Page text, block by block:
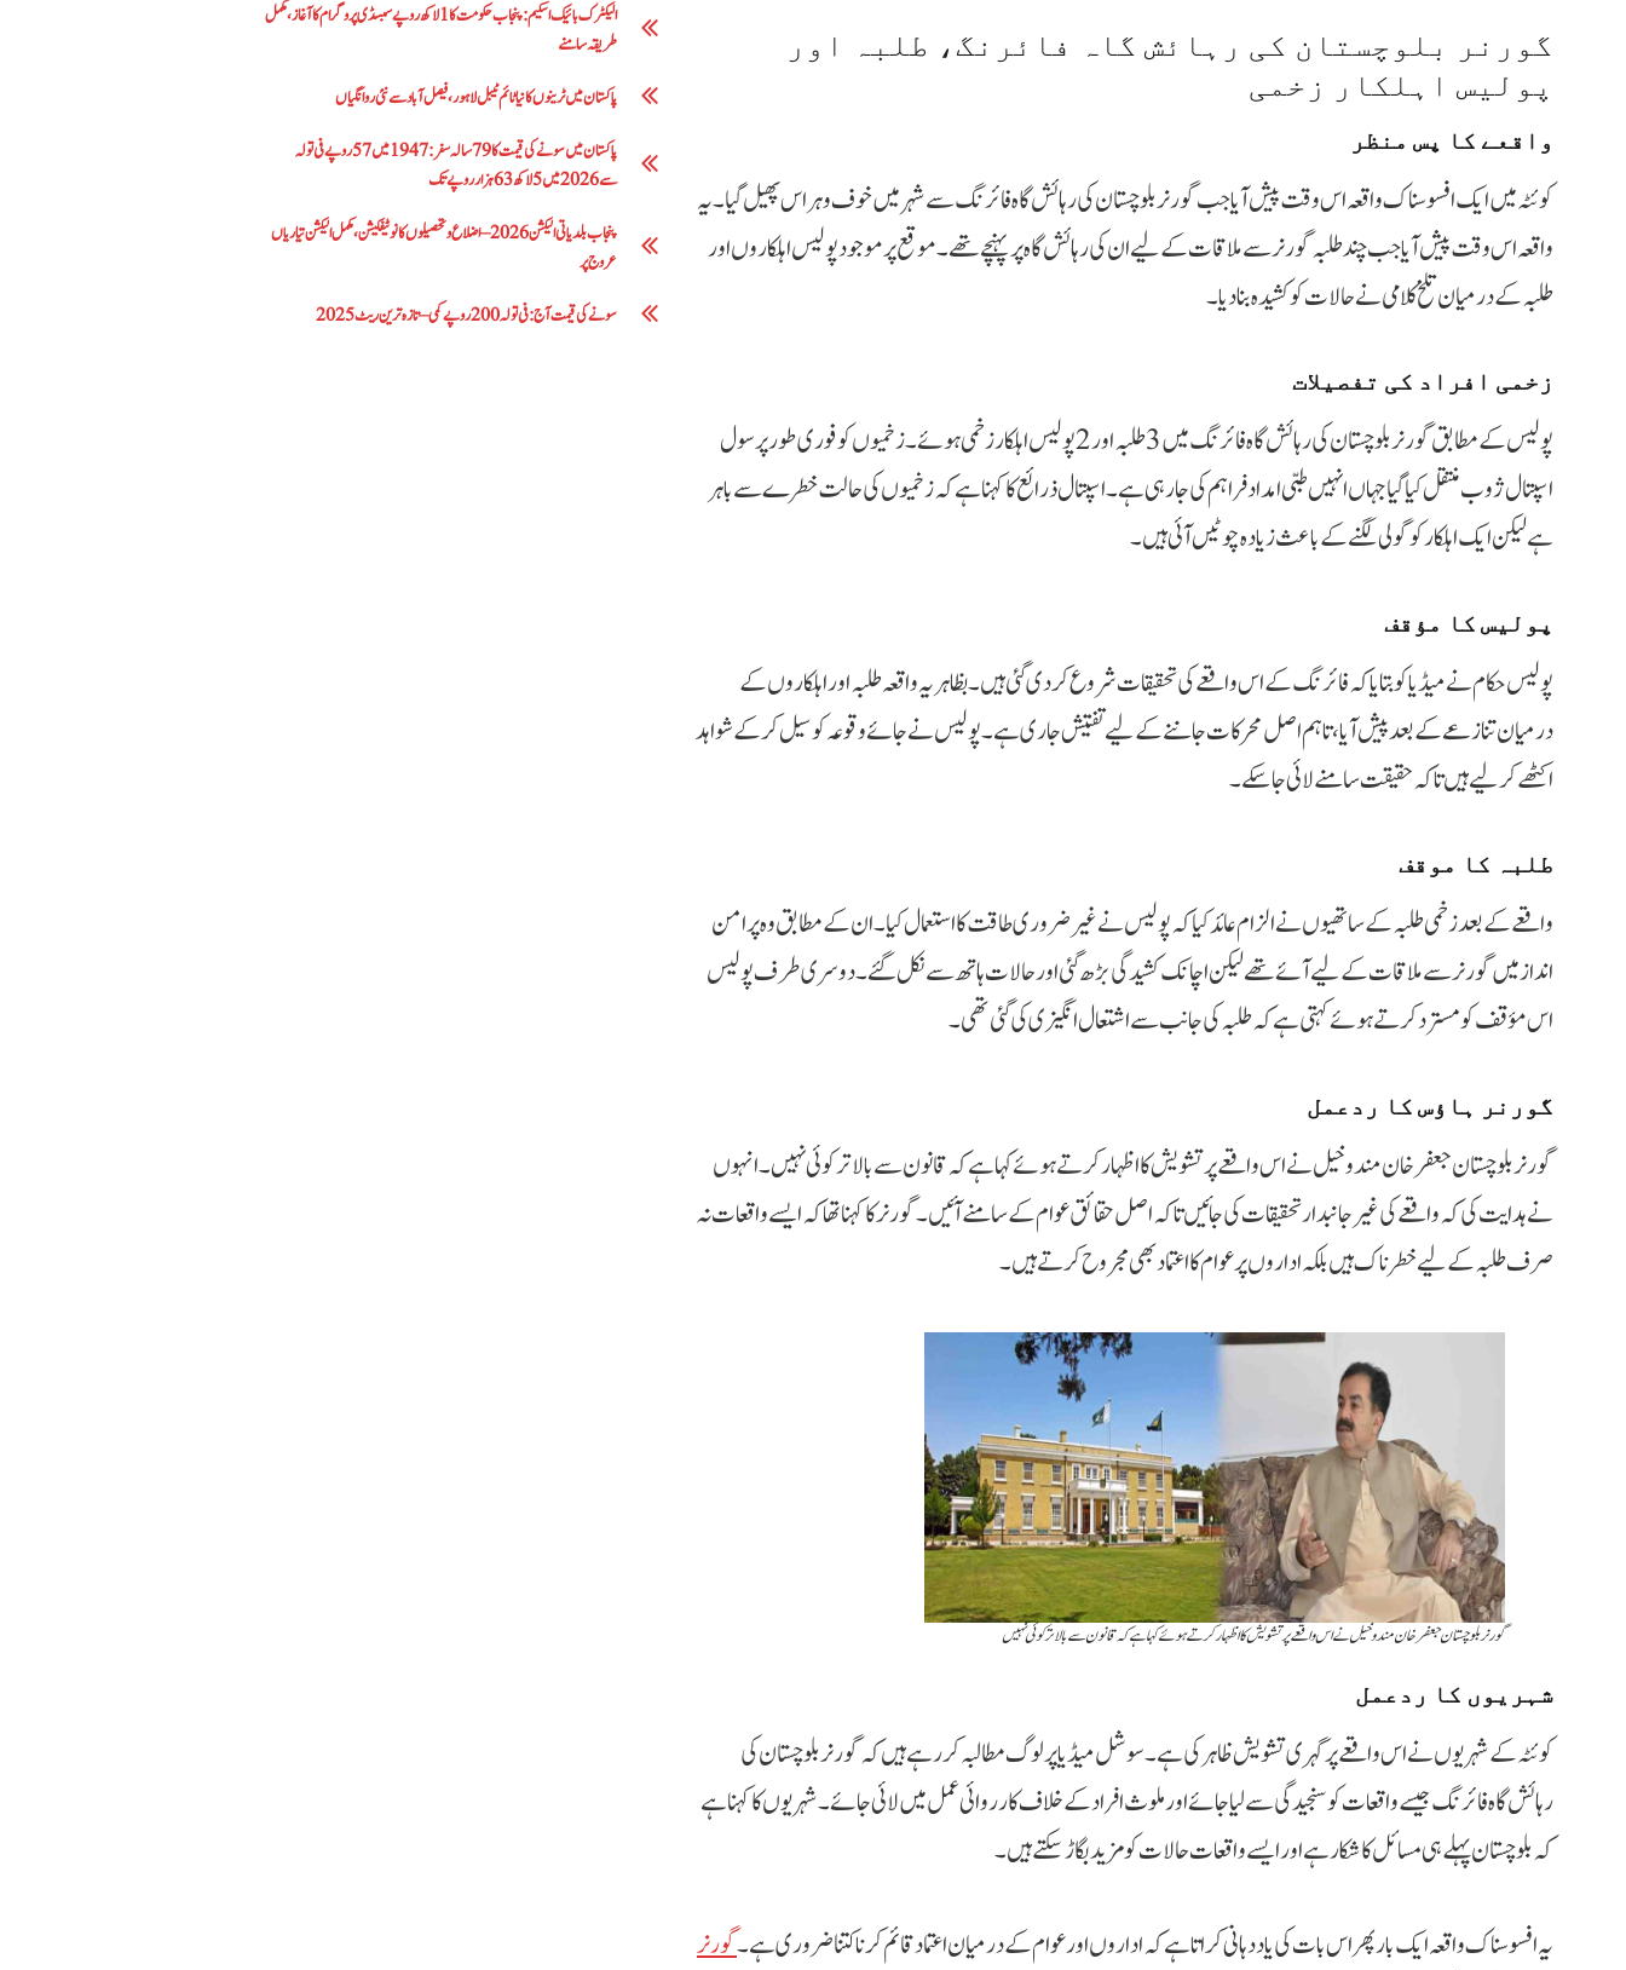
گورنر بلوچستان کی رہائش گاہ فائرنگ، طلبہ اور
پولیس اہلکار زخمی
واقعے کا پس منظر
کوئٹہ میں ایک افسوسناک واقعہ اس وقت پیش آیا جب گورنر بلوچستان کی رہائش گاہ فائرنگ سے شہر میں خوف و ہراس پھیل گیا۔ یہ
واقعہ اس وقت پیش آیا جب چند طلبہ گورنر سے ملاقات کے لیے ان کی رہائش گاہ پر پہنچے تھے۔ موقع پر موجود پولیس اہلکاروں اور
طلبہ کے درمیان تلخ کلامی نے حالات کو کشیدہ بنا دیا۔
زخمی افراد کی تفصیلات
پولیس کے مطابق گورنر بلوچستان کی رہائش گاہ فائرنگ میں 3 طلبہ اور 2 پولیس اہلکار زخمی ہوئے۔ زخمیوں کو فوری طور پر سول
اسپتال ژوب منتقل کیا گیا جہاں انہیں طبی امداد فراہم کی جا رہی ہے۔ اسپتال ذرائع کا کہنا ہے کہ زخمیوں کی حالت خطرے سے باہر
ہے لیکن ایک اہلکار کو گولی لگنے کے باعث زیادہ چوٹیں آئی ہیں۔
پولیس کا مؤقف
پولیس حکام نے میڈیا کو بتایا کہ فائرنگ کے اس واقعے کی تحقیقات شروع کر دی گئی ہیں۔ بظاہر یہ واقعہ طلبہ اور اہلکاروں کے
درمیان تنازعے کے بعد پیش آیا، تاہم اصل محرکات جاننے کے لیے تفتیش جاری ہے۔ پولیس نے جائے وقوعہ کو سیل کر کے شواہد
اکٹھے کر لیے ہیں تاکہ حقیقت سامنے لائی جا سکے۔
طلبہ کا موقف
واقعے کے بعد زخمی طلبہ کے ساتھیوں نے الزام عائد کیا کہ پولیس نے غیر ضروری طاقت کا استعمال کیا۔ ان کے مطابق وہ پرامن
انداز میں گورنر سے ملاقات کے لیے آئے تھے لیکن اچانک کشیدگی بڑھ گئی اور حالات ہاتھ سے نکل گئے۔ دوسری طرف پولیس
اس مؤقف کو مسترد کرتے ہوئے کہتی ہے کہ طلبہ کی جانب سے اشتعال انگیزی کی گئی تھی۔
گورنر ہاؤس کا ردعمل
گورنر بلوچستان جعفر خان مندوخیل نے اس واقعے پر تشویش کا اظہار کرتے ہوئے کہا ہے کہ قانون سے بالاتر کوئی نہیں۔ انہوں
نے ہدایت کی کہ واقعے کی غیر جانبدار تحقیقات کی جائیں تاکہ اصل حقائق عوام کے سامنے آئیں۔ گورنر کا کہنا تھا کہ ایسے واقعات نہ
صرف طلبہ کے لیے خطرناک ہیں بلکہ اداروں پر عوام کا اعتماد بھی مجروح کرتے ہیں۔
گورنر بلوچستان جعفر خان مندوخیل نے اس واقعے پر تشویش کا اظہار کرتے ہوئے کہا ہے کہ قانون سے بالاتر کوئی نہیں
شہریوں کا ردعمل
کوئٹہ کے شہریوں نے اس واقعے پر گہری تشویش ظاہر کی ہے۔ سوشل میڈیا پر لوگ مطالبہ کر رہے ہیں کہ گورنر بلوچستان کی
رہائش گاہ فائرنگ جیسے واقعات کو سنجیدگی سے لیا جائے اور ملوث افراد کے خلاف کارروائی عمل میں لائی جائے۔ شہریوں کا کہنا ہے
کہ بلوچستان پہلے ہی مسائل کا شکار ہے اور ایسے واقعات حالات کو مزید بگاڑ سکتے ہیں۔
یہ افسوسناک واقعہ ایک بار پھر اس بات کی یاد دہانی کراتا ہے کہ اداروں اور عوام کے درمیان اعتماد قائم کرنا کتنا ضروری ہے۔گورنر
الیکٹرک بائیک اسکیم: پنجاب حکومت کا1 لاکھ روپے سبسڈی پروگرام کا آغاز ،مکمل
طریقہ سامنے
پاکستان میں ٹرینوں کا نیا ٹائم ٹیبل لاہور، فیصل آباد سے نئی روانگیاں
پاکستان میں سونے کی قیمت کا 79 سالہ سفر: 1947 میں 57 روپے فی تولہ
سے 2026 میں 5 لاکھ 63 ہزار روپے تک
پنجاب بلدیاتی الیکشن 2026 – اضلاع و تحصیلوں کا نوٹیفکیشن، مکمل الیکشن تیاریاں
عروج پر
سونے کی قیمت آج: فی تولہ 200 روپے کمی – تازہ ترین ریٹ 2025